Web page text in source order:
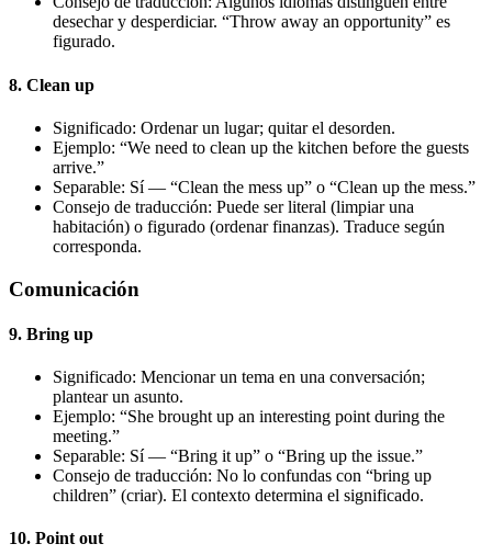
desechar y desperdiciar. “Throw away an opportunity” es
figurado.
8. Clean up
Significado: Ordenar un lugar; quitar el desorden.
Ejemplo: “We need to clean up the kitchen before the guests
arrive.”
Separable: Sí — “Clean the mess up” o “Clean up the mess.”
Consejo de traducción: Puede ser literal (limpiar una
habitación) o figurado (ordenar finanzas). Traduce según
corresponda.
Comunicación
9. Bring up
Significado: Mencionar un tema en una conversación;
plantear un asunto.
Ejemplo: “She brought up an interesting point during the
meeting.”
Separable: Sí — “Bring it up” o “Bring up the issue.”
Consejo de traducción: No lo confundas con “bring up
children” (criar). El contexto determina el significado.
10. Point out